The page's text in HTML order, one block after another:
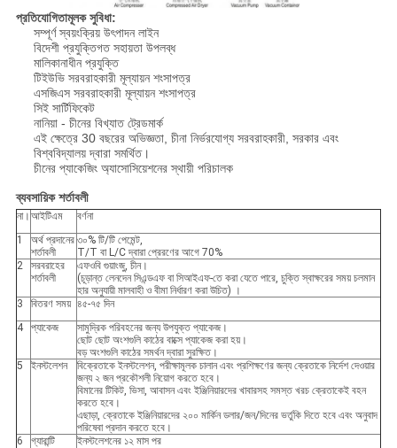
প্রতিযোগিতামূলক সুবিধা:
সম্পূর্ণ স্বয়ংক্রিয় উৎপাদন লাইন
বিদেশী প্রযুক্তিগত সহায়তা উপলব্ধ
মালিকানাধীন প্রযুক্তি
টিইউভি সরবরাহকারী মূল্যায়ন শংসাপত্র
এসজিএস সরবরাহকারী মূল্যায়ন শংসাপত্র
সিই সার্টিফিকেট
নানিয়া - চীনের বিখ্যাত ট্রেডমার্ক
এই ক্ষেত্রে 30 বছরের অভিজ্ঞতা, চীনা নির্ভরযোগ্য সরবরাহকারী, সরকার এবং
বিশ্ববিদ্যালয় দ্বারা সমর্থিত।
চীনের প্যাকেজিং অ্যাসোসিয়েশনের স্থায়ী পরিচালক
ব্যবসায়িক শর্তাবলী
না। আইটিএম
বর্ণনা
1
অর্থ প্রদানের
শর্তাবলী
৩০% টি/টি পেমেন্ট,
T/T বা L/C দ্বারা প্রেরণের আগে 70%
2
সরবরাহের
শর্তাবলী
এফওবি গুয়াংজু, চীন।
(চূড়ান্ত লেনদেন সিএন্ডএফ বা সিআইএফ-তে করা যেতে পারে, চুক্তি স্বাক্ষরের সময় চলমান
হার অনুযায়ী মালবাহী ও বীমা নির্ধারণ করা উচিত) ।
3
বিতরণ সময় ৪৫-৭৫ দিন
4
প্যাকেজ
সামুদ্রিক পরিবহনের জন্য উপযুক্ত প্যাকেজ।
ছোট ছোট অংশগুলি কাঠের বাক্সে প্যাকেজ করা হয়।
বড় অংশগুলি কাঠের সমর্থন দ্বারা সুরক্ষিত।
5
ইনস্টলেশন
বিক্রেতাকে ইনস্টলেশন, পরীক্ষামূলক চালান এবং প্রশিক্ষণের জন্য ক্রেতাকে নির্দেশ দেওয়ার
জন্য ২ জন প্রকৌশলী নিয়োগ করতে হবে।
বিমানের টিকিট, ভিসা, আবাসন এবং ইঞ্জিনিয়ারদের খাবারসহ সমস্ত খরচ ক্রেতাকেই বহন
করতে হবে।
এছাড়া, ক্রেতাকে ইঞ্জিনিয়ারদের ২০০ মার্কিন ডলার/জন/দিনের ভর্তুকি দিতে হবে এবং অনুবাদ
পরিষেবা প্রদান করতে হবে।
6
গ্যারান্টি
ইনস্টলেশনের ১২ মাস পর